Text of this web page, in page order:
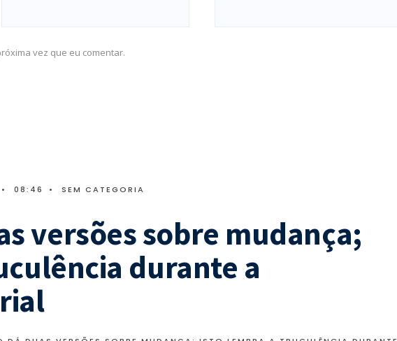
vez que eu comentar.
• 08:46 • SEM CATEGORIA
versões sobre mudança;
durante a